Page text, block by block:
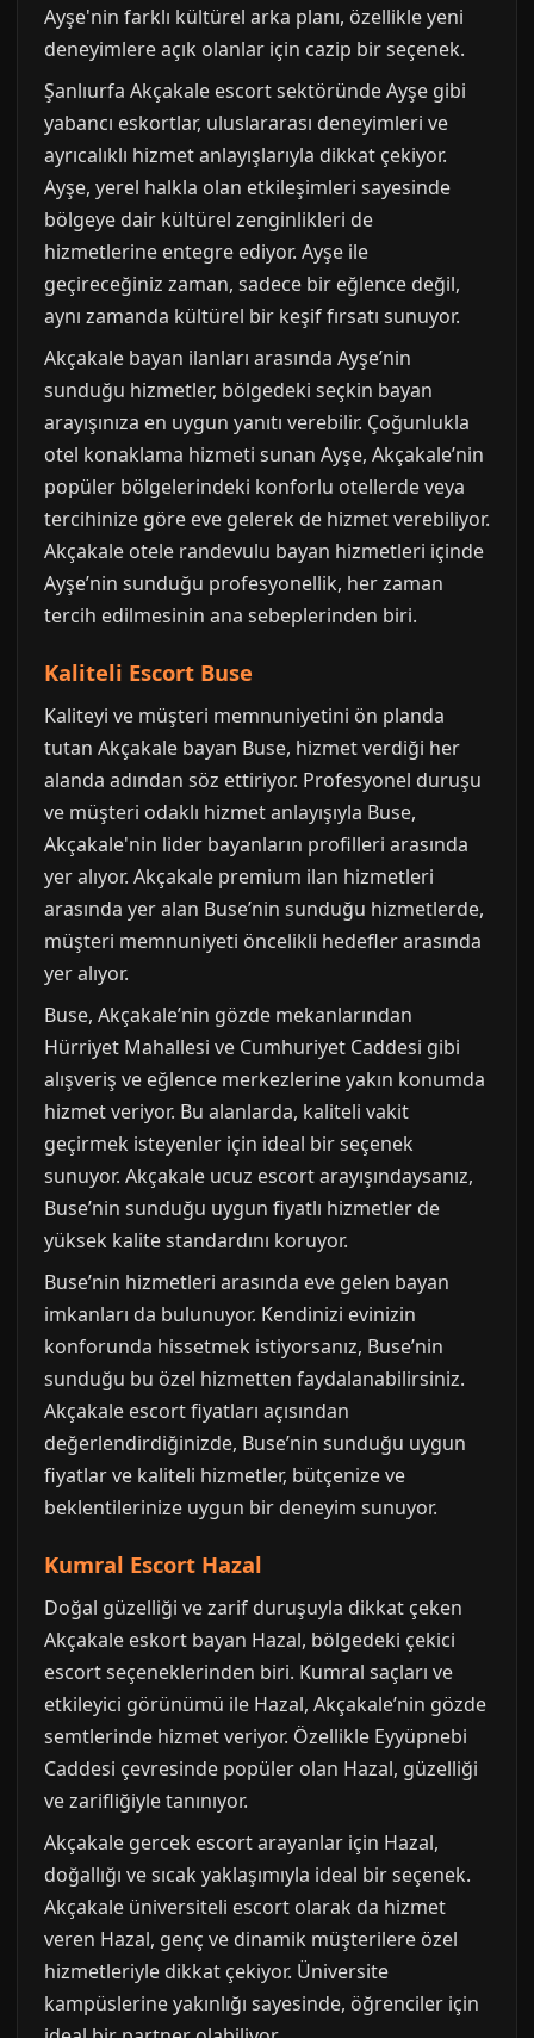
Ayşe'nin farklı kültürel arka planı, özellikle yeni
deneyimlere açık olanlar için cazip bir seçenek.
Şanlıurfa Akçakale escort sektöründe Ayşe gibi
yabancı eskortlar, uluslararası deneyimleri ve
ayrıcalıklı hizmet anlayışlarıyla dikkat çekiyor.
Ayşe, yerel halkla olan etkileşimleri sayesinde
bölgeye dair kültürel zenginlikleri de
hizmetlerine entegre ediyor. Ayşe ile
geçireceğiniz zaman, sadece bir eğlence değil,
aynı zamanda kültürel bir keşif fırsatı sunuyor.
Akçakale bayan ilanları arasında Ayşe’nin
sunduğu hizmetler, bölgedeki seçkin bayan
arayışınıza en uygun yanıtı verebilir. Çoğunlukla
otel konaklama hizmeti sunan Ayşe, Akçakale’nin
popüler bölgelerindeki konforlu otellerde veya
tercihinize göre eve gelerek de hizmet verebiliyor.
Akçakale otele randevulu bayan hizmetleri içinde
Ayşe’nin sunduğu profesyonellik, her zaman
tercih edilmesinin ana sebeplerinden biri.
Kaliteli Escort Buse
Kaliteyi ve müşteri memnuniyetini ön planda
tutan Akçakale bayan Buse, hizmet verdiği her
alanda adından söz ettiriyor. Profesyonel duruşu
ve müşteri odaklı hizmet anlayışıyla Buse,
Akçakale'nin lider bayanların profilleri arasında
yer alıyor. Akçakale premium ilan hizmetleri
arasında yer alan Buse’nin sunduğu hizmetlerde,
müşteri memnuniyeti öncelikli hedefler arasında
yer alıyor.
Buse, Akçakale’nin gözde mekanlarından
Hürriyet Mahallesi ve Cumhuriyet Caddesi gibi
alışveriş ve eğlence merkezlerine yakın konumda
hizmet veriyor. Bu alanlarda, kaliteli vakit
geçirmek isteyenler için ideal bir seçenek
sunuyor. Akçakale ucuz escort arayışındaysanız,
Buse’nin sunduğu uygun fiyatlı hizmetler de
yüksek kalite standardını koruyor.
Buse’nin hizmetleri arasında eve gelen bayan
imkanları da bulunuyor. Kendinizi evinizin
konforunda hissetmek istiyorsanız, Buse’nin
sunduğu bu özel hizmetten faydalanabilirsiniz.
Akçakale escort fiyatları açısından
değerlendirdiğinizde, Buse’nin sunduğu uygun
fiyatlar ve kaliteli hizmetler, bütçenize ve
beklentilerinize uygun bir deneyim sunuyor.
Kumral Escort Hazal
Doğal güzelliği ve zarif duruşuyla dikkat çeken
Akçakale eskort bayan Hazal, bölgedeki çekici
escort seçeneklerinden biri. Kumral saçları ve
etkileyici görünümü ile Hazal, Akçakale’nin gözde
semtlerinde hizmet veriyor. Özellikle Eyyüpnebi
Caddesi çevresinde popüler olan Hazal, güzelliği
ve zarifliğiyle tanınıyor.
Akçakale gercek escort arayanlar için Hazal,
doğallığı ve sıcak yaklaşımıyla ideal bir seçenek.
Akçakale üniversiteli escort olarak da hizmet
veren Hazal, genç ve dinamik müşterilere özel
hizmetleriyle dikkat çekiyor. Üniversite
kampüslerine yakınlığı sayesinde, öğrenciler için